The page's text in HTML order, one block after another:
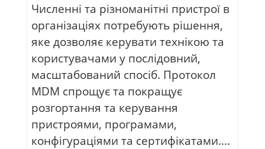
Численні та різноманітні пристрої в
організаціях потребують рішення,
яке дозволяє керувати технікою та
користувачами у послідовний,
масштабований спосіб. Протокол
MDM спрощує та покращує
розгортання та керування
пристроями, програмами,
конфігураціями та сертифікатами....